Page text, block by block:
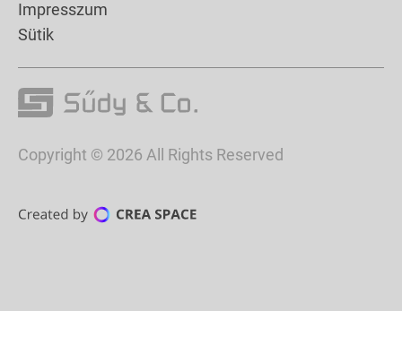
Impresszum
Sütik
Copyright © 2026 All Rights Reserved